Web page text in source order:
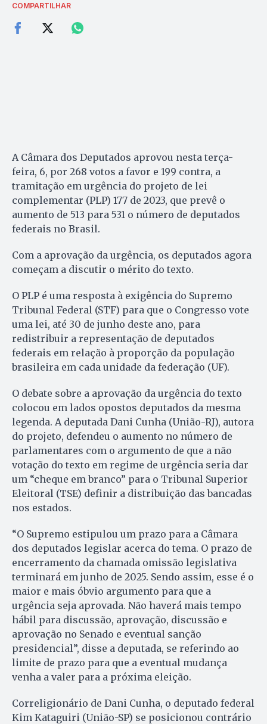
COMPARTILHAR
A Câmara dos Deputados aprovou nesta terça-
feira, 6, por 268 votos a favor e 199 contra, a
tramitação em urgência do projeto de lei
complementar (PLP) 177 de 2023, que prevê o
aumento de 513 para 531 o número de deputados
federais no Brasil.
Com a aprovação da urgência, os deputados agora
começam a discutir o mérito do texto.
O PLP é uma resposta à exigência do Supremo
Tribunal Federal (STF) para que o Congresso vote
uma lei, até 30 de junho deste ano, para
redistribuir a representação de deputados
federais em relação à proporção da população
brasileira em cada unidade da federação (UF).
O debate sobre a aprovação da urgência do texto
colocou em lados opostos deputados da mesma
legenda. A deputada Dani Cunha (União-RJ), autora
do projeto, defendeu o aumento no número de
parlamentares com o argumento de que a não
votação do texto em regime de urgência seria dar
um “cheque em branco” para o Tribunal Superior
Eleitoral (TSE) definir a distribuição das bancadas
nos estados.
“O Supremo estipulou um prazo para a Câmara
dos deputados legislar acerca do tema. O prazo de
encerramento da chamada omissão legislativa
terminará em junho de 2025. Sendo assim, esse é o
maior e mais óbvio argumento para que a
urgência seja aprovada. Não haverá mais tempo
hábil para discussão, aprovação, discussão e
aprovação no Senado e eventual sanção
presidencial”, disse a deputada, se referindo ao
limite de prazo para que a eventual mudança
venha a valer para a próxima eleição.
Correligionário de Dani Cunha, o deputado federal
Kim Kataguiri (União-SP) se posicionou contrário